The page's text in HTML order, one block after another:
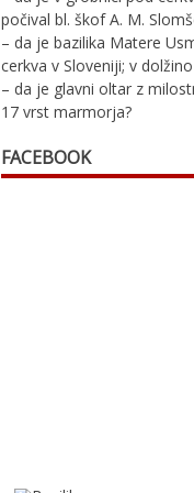
počival bl. škof A. M.
– da je bazilika Matere
cerkva v Sloveniji; v
– da je glavni oltar z
17 vrst marmorja?
FACEBOOK